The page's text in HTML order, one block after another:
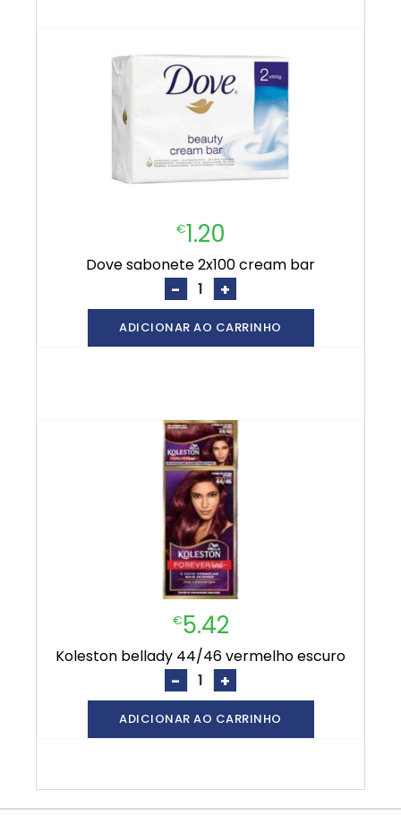
€1.20
dove sabonete 2x100 cream bar
- +
ADICIONAR AO CARRINHO
€5.42
koleston bellady 44/46 vermelho escuro
- +
ADICIONAR AO CARRINHO